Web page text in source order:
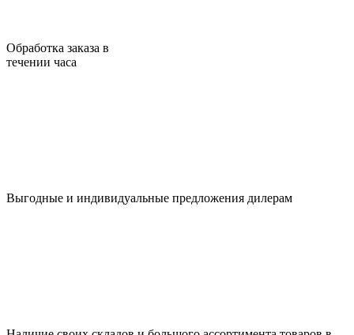
Обработка заказа в
течении часа
Выгодные и индивидуальные предложения дилерам